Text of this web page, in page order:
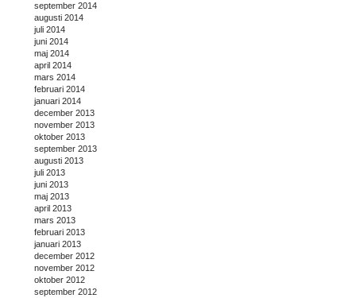
september 2014
augusti 2014
juli 2014
juni 2014
maj 2014
april 2014
mars 2014
februari 2014
januari 2014
december 2013
november 2013
oktober 2013
september 2013
augusti 2013
juli 2013
juni 2013
maj 2013
april 2013
mars 2013
februari 2013
januari 2013
december 2012
november 2012
oktober 2012
september 2012